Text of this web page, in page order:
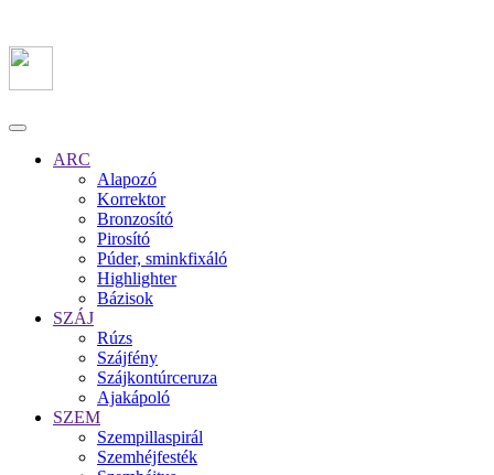
ARC
Alapozó
Korrektor
Bronzosító
Pirosító
Púder, sminkfixáló
Highlighter
Bázisok
SZÁJ
Rúzs
Szájfény
Szájkontúrceruza
Ajakápoló
SZEM
Szempillaspirál
Szemhéjfesték